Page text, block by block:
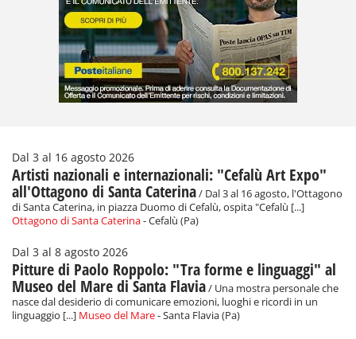
Dal 3 al 16 agosto 2026
Artisti nazionali e internazionali: "Cefalù Art Expo"
all'Ottagono di Santa Caterina/ Dal 3 al 16 agosto, l'Ottagono
di Santa Caterina, in piazza Duomo di Cefalù, ospita "Cefalù [...]
Ottagono di Santa Caterina- Cefalù (Pa)
Dal 3 al 8 agosto 2026
Pitture di Paolo Roppolo: "Tra forme e linguaggi" al
Museo del Mare di Santa Flavia/ Una mostra personale che
nasce dal desiderio di comunicare emozioni, luoghi e ricordi in un
linguaggio [...] Museo del Mare- Santa Flavia (Pa)